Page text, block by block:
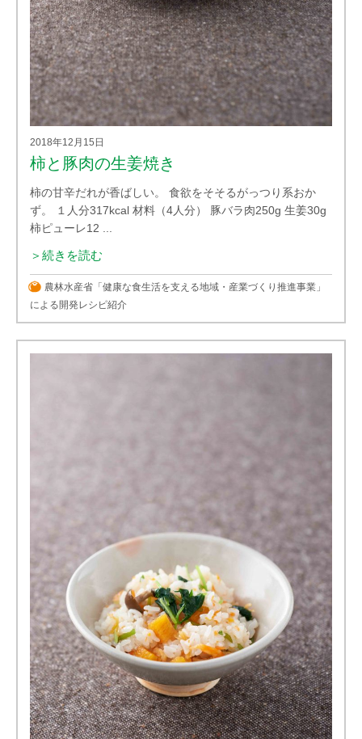
2018年12月15日
柿と豚肉の生姜焼き
柿の甘辛だれが香ばしい。 食欲をそそるがっつり系おか
ず。 １人分317kcal 材料（4人分） 豚バラ肉250g 生姜30g
柿ピューレ12 ...
＞続きを読む
農林水産省「健康な食生活を支える地域・産業づくり推進事業」
による開発レシピ紹介